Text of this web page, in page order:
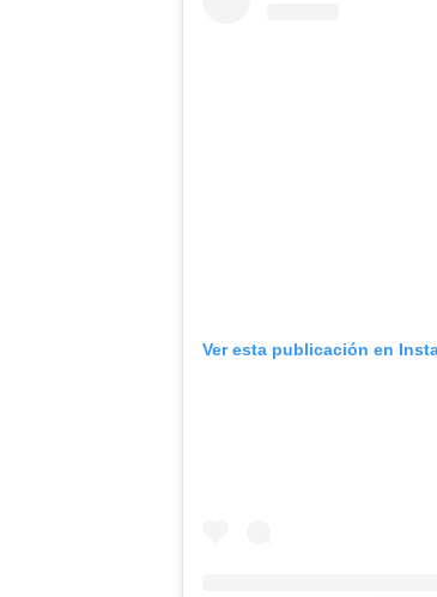
Ver esta publicación en